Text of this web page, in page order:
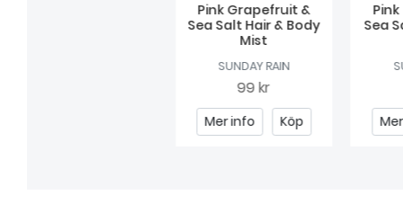
Pink Grapefruit &
Sea Salt Hair & Body
Mist
SUNDAY RAIN
99 kr
Mer info Köp
Sea